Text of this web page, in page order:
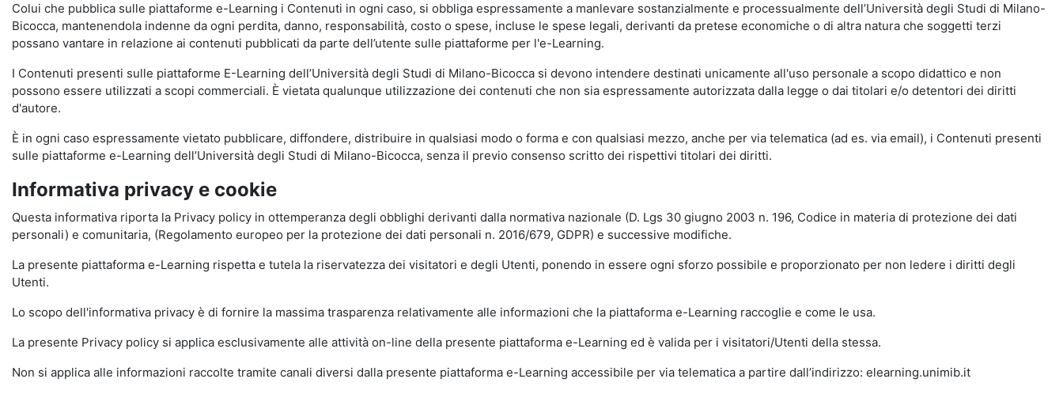
Colui che pubblica sulle piattaforme e-Learning i Contenuti in ogni caso, si obbliga espressamente a manlevare sostanzialmente e processualmente dell’Università degli Studi di Milano-
Bicocca, mantenendola indenne da ogni perdita, danno, responsabilità, costo o spese, incluse le spese legali, derivanti da pretese economiche o di altra natura che soggetti terzi
possano vantare in relazione ai contenuti pubblicati da parte dell’utente sulle piattaforme per l'e-Learning.
I Contenuti presenti sulle piattaforme E-Learning dell’Università degli Studi di Milano-Bicocca si devono intendere destinati unicamente all'uso personale a scopo didattico e non
possono essere utilizzati a scopi commerciali. È vietata qualunque utilizzazione dei contenuti che non sia espressamente autorizzata dalla legge o dai titolari e/o detentori dei diritti
d'autore.
È in ogni caso espressamente vietato pubblicare, diffondere, distribuire in qualsiasi modo o forma e con qualsiasi mezzo, anche per via telematica (ad es. via email), i Contenuti presenti
sulle piattaforme e-Learning dell’Università degli Studi di Milano-Bicocca, senza il previo consenso scritto dei rispettivi titolari dei diritti.
Informativa privacy e cookie
Questa informativa riporta la Privacy policy in ottemperanza degli obblighi derivanti dalla normativa nazionale (D. Lgs 30 giugno 2003 n. 196, Codice in materia di protezione dei dati
personali) e comunitaria, (Regolamento europeo per la protezione dei dati personali n. 2016/679, GDPR) e successive modifiche.
La presente piattaforma e-Learning rispetta e tutela la riservatezza dei visitatori e degli Utenti, ponendo in essere ogni sforzo possibile e proporzionato per non ledere i diritti degli
Utenti.
Lo scopo dell'informativa privacy è di fornire la massima trasparenza relativamente alle informazioni che la piattaforma e-Learning raccoglie e come le usa.
La presente Privacy policy si applica esclusivamente alle attività on-line della presente piattaforma e-Learning ed è valida per i visitatori/Utenti della stessa.
Non si applica alle informazioni raccolte tramite canali diversi dalla presente piattaforma e-Learning accessibile per via telematica a partire dall’indirizzo: elearning.unimib.it